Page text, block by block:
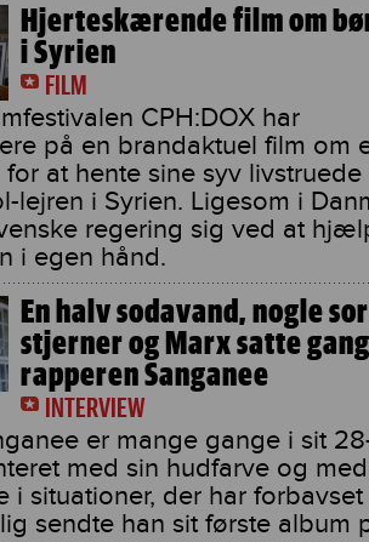
Hjerteskærende film om
i Syrien
FILM
CPH:DOX har
på en brandaktuel film om
at hente sine syv
lejren i Syrien. Ligesom i
regering sig ved at
i egen hånd.
En halv sodavand, nogle
stjerner og Marx satte
rapperen Sanganee
INTERVIEW
er mange gange i sit
med sin hudfarve og med
i situationer, der har
sendte han sit første album